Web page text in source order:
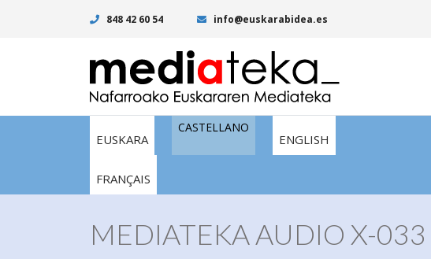
848 42 60 54 info@euskarabidea.es
EUSKARA
CASTELLANO
ENGLISH
FRANÇAIS
MEDIATEKA AUDIO X-033